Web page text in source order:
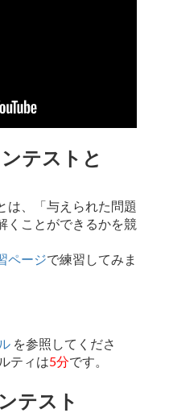
テストと
は、「与えられた問題
くことができるかを競
ページで練習してみま
を参照してくださ
ティは5分です。
テスト